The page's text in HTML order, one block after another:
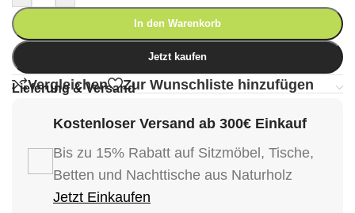
In den Warenkorb
Jetzt kaufen
Vergleichen Zur Wunschliste hinzufügen
Lieferung & Versand
Kostenloser Versand ab 300€ Einkauf
Bis zu 15% Rabatt auf Sitzmöbel, Tische,
Betten und Nachttische aus Naturholz
Jetzt Einkaufen